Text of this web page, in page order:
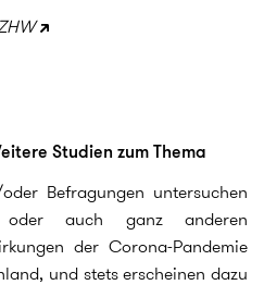
Studien zum Thema
Befragungen untersuchen
auch ganz anderen
der Corona-Pandemie
und stets erscheinen dazu